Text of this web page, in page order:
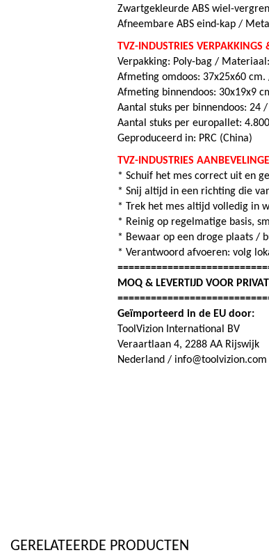
Zwartgekleurde ABS wiel-
Afneembare ABS eind-kap /
TVZ-INDUSTRIES
Verpakking: Poly-bag / Materiaal:
Afmeting omdoos: 37x25x60 cm.
Afmeting binnendoos: 30x19x9
Aantal stuks per binnendoos: 24
Aantal stuks per europallet:
Geproduceerd in: PRC (China)
TVZ-INDUSTRIES
* Schuif het mes correct uit en
* Snij altijd in een richting die
* Trek het mes altijd volledig in
* Reinig op regelmatige basis,
* Bewaar op een droge plaats /
* Verantwoord afvoeren: volg
MOQ & LEVERTIJD VOOR
Geïmporteerd in de EU door:
ToolVizion International BV
Veraartlaan 4, 2288 AA Rijswijk
Nederland / info@toolvizion.com
GERELATEERDE PRODUCTEN